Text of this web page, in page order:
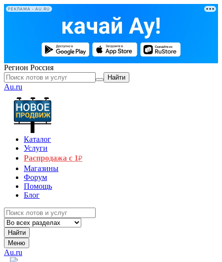
РЕКЛАМА • AU.RU
Регион Россия
Найти
Au.ru
Каталог
Услуги
Распродажа с 1₽
Магазины
Форум
Помощь
Блог
Найти
Меню
Au.ru